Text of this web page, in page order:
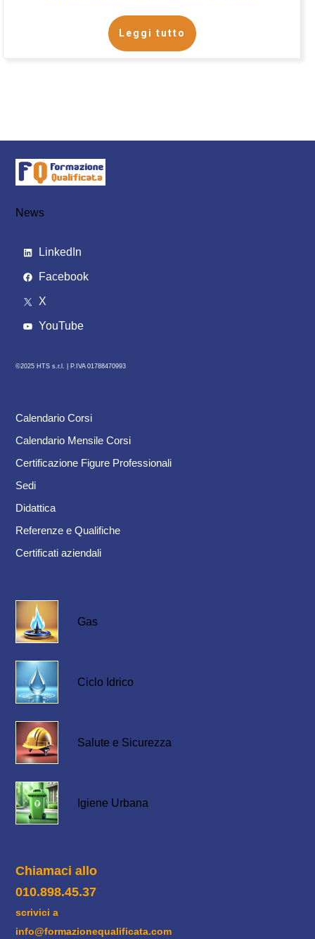
Leggi tutto
News
LinkedIn
Facebook
X
YouTube
©2025 HTS s.r.l. | P.IVA 01788470993
Calendario Corsi
Calendario Mensile Corsi
Certificazione Figure Professionali
Sedi
Didattica
Referenze e Qualifiche
Certificati aziendali
Gas
Ciclo Idrico
Salute e Sicurezza
Igiene Urbana
Chiamaci allo
010.898.45.37
scrivici a
info@formazionequalificata.com